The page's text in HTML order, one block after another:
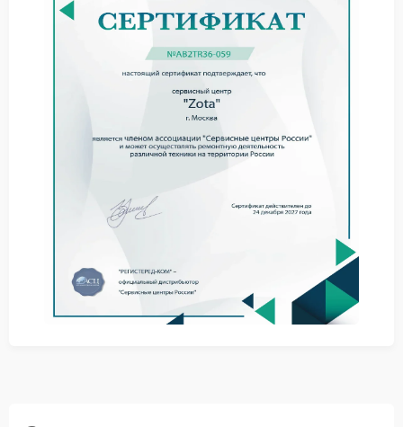
запах изоляции.
работает нестабильно даже при нормальной
Почему возникает повреждение
Причины могут быть разными. Наиболее
износ изоляции проводов;
перегибы или механические воздействия;
перепады напряжения;
Даже незначительное повреждение может привести
к серьезным последствиям.
Практические рекомендации